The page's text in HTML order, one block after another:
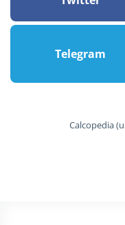
Telegram
Calcopedia